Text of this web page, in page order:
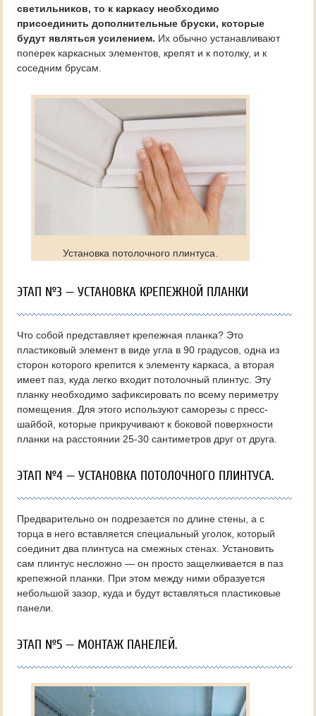
светильников, то к каркасу необходимо
присоединить дополнительные бруски, которые
будут являться усилением. Их обычно устанавливают
поперек каркасных элементов, крепят и к потолку, и к
соседним брусам.
Установка потолочного плинтуса.
ЭТАП №3 — УСТАНОВКА КРЕПЕЖНОЙ ПЛАНКИ
Что собой представляет крепежная планка? Это
пластиковый элемент в виде угла в 90 градусов, одна из
сторон которого крепится к элементу каркаса, а вторая
имеет паз, куда легко входит потолочный плинтус. Эту
планку необходимо зафиксировать по всему периметру
помещения. Для этого используют саморезы с пресс-
шайбой, которые прикручивают к боковой поверхности
планки на расстоянии 25-30 сантиметров друг от друга.
ЭТАП №4 — УСТАНОВКА ПОТОЛОЧНОГО ПЛИНТУСА.
Предварительно он подрезается по длине стены, а с
торца в него вставляется специальный уголок, который
соединит два плинтуса на смежных стенах. Установить
сам плинтус несложно — он просто защелкивается в паз
крепежной планки. При этом между ними образуется
небольшой зазор, куда и будут вставляться пластиковые
панели.
ЭТАП №5 — МОНТАЖ ПАНЕЛЕЙ.